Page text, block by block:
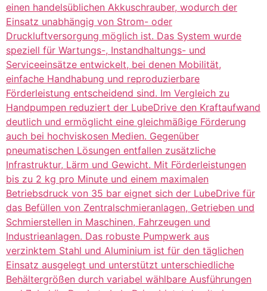
einen handelsüblichen Akkuschrauber, wodurch der
Einsatz unabhängig von Strom- oder
Druckluftversorgung möglich ist. Das System wurde
speziell für Wartungs-, Instandhaltungs- und
Serviceeinsätze entwickelt, bei denen Mobilität,
einfache Handhabung und reproduzierbare
Förderleistung entscheidend sind. Im Vergleich zu
Handpumpen reduziert der LubeDrive den Kraftaufwand
deutlich und ermöglicht eine gleichmäßige Förderung
auch bei hochviskosen Medien. Gegenüber
pneumatischen Lösungen entfallen zusätzliche
Infrastruktur, Lärm und Gewicht. Mit Förderleistungen
bis zu 2 kg pro Minute und einem maximalen
Betriebsdruck von 35 bar eignet sich der LubeDrive für
das Befüllen von Zentralschmieranlagen, Getrieben und
Schmierstellen in Maschinen, Fahrzeugen und
Industrieanlagen. Das robuste Pumpwerk aus
verzinktem Stahl und Aluminium ist für den täglichen
Einsatz ausgelegt und unterstützt unterschiedliche
Behältergrößen durch variabel wählbare Ausführungen